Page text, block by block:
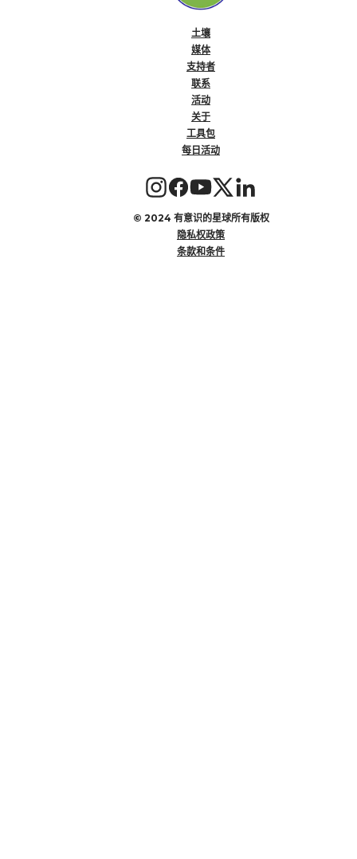
土壤
媒体
支持者
联系
活动
关于
工具包
每日活动
© 2024 有意识的星球所有版权
隐私权政策
条款和条件